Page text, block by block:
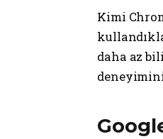
Kimi
daha az